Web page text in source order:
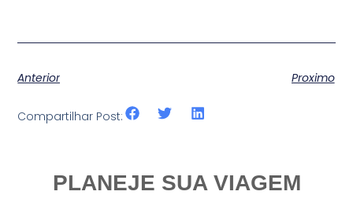
Anterior Proximo
Compartilhar Post:
PLANEJE SUA VIAGEM